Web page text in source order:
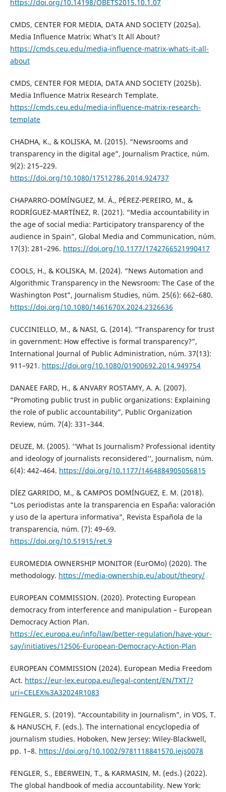
https://doi.org/10.14198/OBETS2015.10.1.07
CMDS, CENTER FOR MEDIA, DATA AND SOCIETY (2025a).
Media Influence Matrix: What’s It All About?
https://cmds.ceu.edu/media-influence-matrix-whats-it-all-
about
CMDS, CENTER FOR MEDIA, DATA AND SOCIETY (2025b).
Media Influence Matrix Research Template.
https://cmds.ceu.edu/media-influence-matrix-research-
template
CHADHA, K., & KOLISKA, M. (2015). “Newsrooms and
transparency in the digital age”, Journalism Practice, núm.
9(2): 215–229.
https://doi.org/10.1080/17512786.2014.924737
CHAPARRO-DOMÍNGUEZ, M. Á., PÉREZ-PEREIRO, M., &
RODRÍGUEZ-MARTÍNEZ, R. (2021). “Media accountability in
the age of social media: Participatory transparency of the
audience in Spain”, Global Media and Communication, núm.
17(3): 281–296. https://doi.org/10.1177/1742766521990417
COOLS, H., & KOLISKA, M. (2024). “News Automation and
Algorithmic Transparency in the Newsroom: The Case of the
Washington Post”, Journalism Studies, núm. 25(6): 662–680.
https://doi.org/10.1080/1461670X.2024.2326636
CUCCINIELLO, M., & NASI, G. (2014). “Transparency for trust
in government: How effective is formal transparency?”,
International Journal of Public Administration, núm. 37(13):
911–921. https://doi.org/10.1080/01900692.2014.949754
DANAEE FARD, H., & ANVARY ROSTAMY, A. A. (2007).
“Promoting public trust in public organizations: Explaining
the role of public accountability”, Public Organization
Review, núm. 7(4): 331–344.
DEUZE, M. (2005). ‘‘What Is Journalism? Professional identity
and ideology of journalists reconsidered’’, Journalism, núm.
6(4): 442–464. https://doi.org/10.1177/1464884905056815
DÍEZ GARRIDO, M., & CAMPOS DOMÍNGUEZ, E. M. (2018).
“Los periodistas ante la transparencia en España: valoración
y uso de la apertura informativa”, Revista Española de la
transparencia, núm. (7): 49–69.
https://doi.org/10.51915/ret.9
EUROMEDIA OWNERSHIP MONITOR (EurOMo) (2020). The
methodology. https://media-ownership.eu/about/theory/
EUROPEAN COMMISSION. (2020). Protecting European
democracy from interference and manipulation – European
Democracy Action Plan.
https://ec.europa.eu/info/law/better-regulation/have-your-
say/initiatives/12506-European-Democracy-Action-Plan
EUROPEAN COMMISSION (2024). European Media Freedom
Act. https://eur-lex.europa.eu/legal-content/EN/TXT/?
uri=CELEX%3A32024R1083
FENGLER, S. (2019). “Accountability in Journalism”, in VOS, T.
& HANUSCH, F. (eds.). The international encyclopedia of
journalism studies. Hoboken, New Jersey: Wiley-Blackwell,
pp. 1–8. https://doi.org/10.1002/9781118841570.iejs0078
FENGLER, S., EBERWEIN, T., & KARMASIN, M. (eds.) (2022).
The global handbook of media accountability. New York: